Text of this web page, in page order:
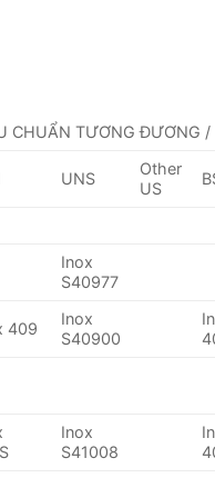
CHUẨN TƯƠNG ĐƯƠNG /
UNS
Other
US
Inox
S40977
409
Inox
S40900
Inox
S41008